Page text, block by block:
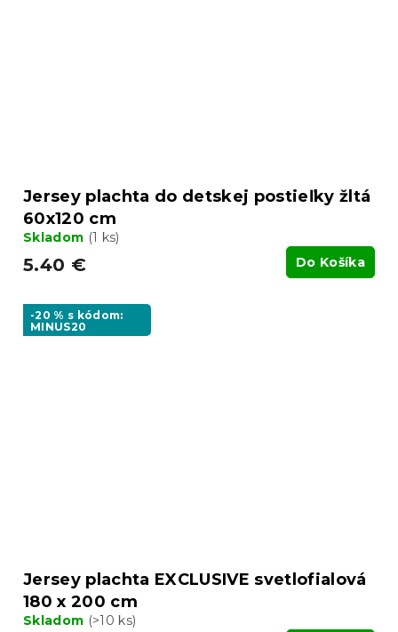
Jersey plachta do detskej postieľky žltá
60x120 cm
Skladom (1 ks)
5.40 € Do Košíka
-20 % s kódom:
MINUS20
Jersey plachta EXCLUSIVE svetlofialová
180 x 200 cm
Skladom (>10 ks)